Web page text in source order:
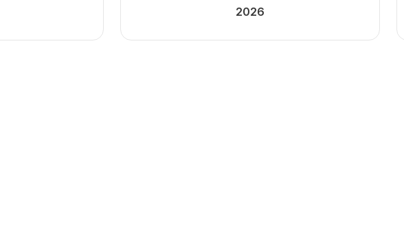
2026